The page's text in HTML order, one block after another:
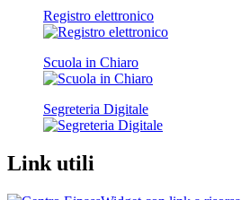
Registro elettronico
Scuola in Chiaro
Segreteria Digitale
Link utili